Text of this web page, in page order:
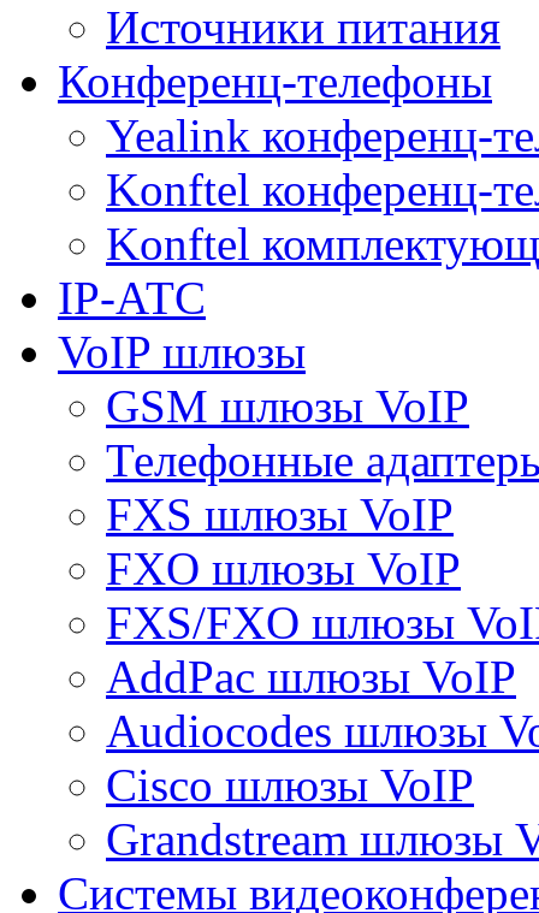
Источники питания
Конференц-телефоны
Yealink конференц-
Konftel конференц-
Konftel
IP-АТС
VoIP шлюзы
GSM шлюзы VoIP
Телефонные
FXS шлюзы VoIP
FXO шлюзы VoIP
FXS/FXO шлюзы
AddPac шлюзы VoIP
Audiocodes шлюзы
Cisco шлюзы VoIP
Grandstream шлюзы
Системы